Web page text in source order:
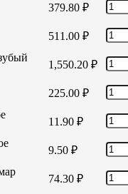
379.80 ₽
511.00 ₽
1,550.20 ₽
225.00 ₽
11.90 ₽
9.50 ₽
74.30 ₽